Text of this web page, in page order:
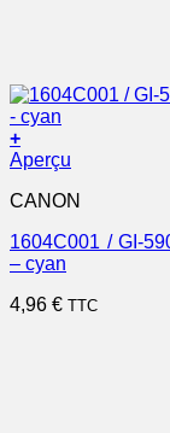
+
Aperçu
CANON
1604C001 / GI-
– cyan
4,96 € TTC